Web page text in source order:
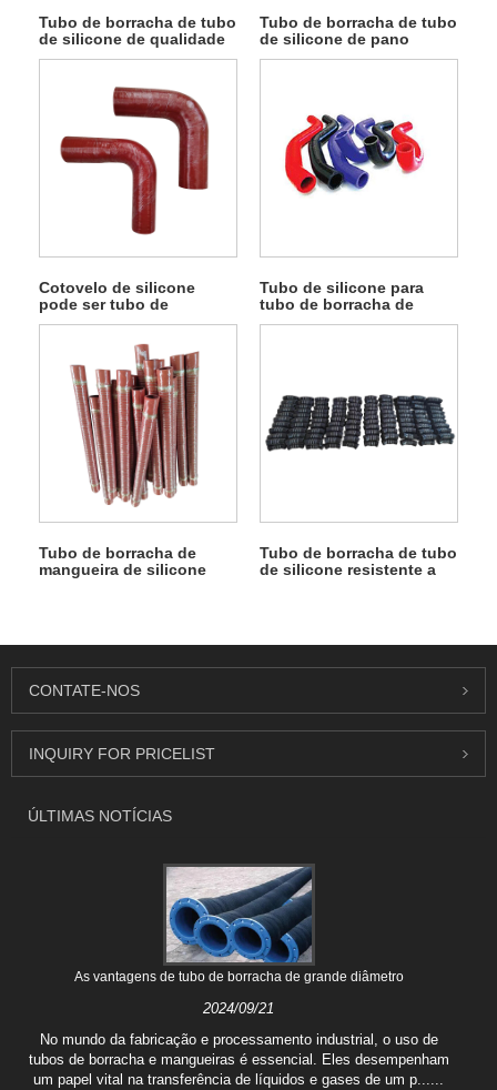
Tubo de borracha de tubo
de silicone de qualidade
alimentar
Tubo de borracha de tubo
de silicone de pano
Cotovelo de silicone
pode ser tubo de
borracha personalizado
Tubo de silicone para
tubo de borracha de
automóvel
Tubo de borracha de
mangueira de silicone
Tubo de borracha de tubo
de silicone resistente a
CONTATE-NOS
INQUIRY FOR PRICELIST
ÚLTIMAS NOTÍCIAS
As vantagens de tubo de borracha de grande diâmetro
2024/09/21
No mundo da fabricação e processamento industrial, o uso de
tubos de borracha e mangueiras é essencial. Eles desempenham
um papel vital na transferência de líquidos e gases de um p......